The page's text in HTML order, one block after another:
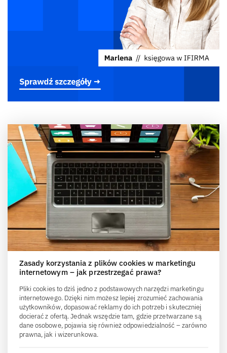
Zasady korzystania z plików cookies w marketingu
internetowym – jak przestrzegać prawa?
Pliki cookies to dziś jedno z podstawowych narzędzi marketingu
internetowego. Dzięki nim możesz lepiej zrozumieć zachowania
użytkowników, dopasować reklamy do ich potrzeb i skuteczniej
docierać z ofertą. Jednak wszędzie tam, gdzie przetwarzane są
dane osobowe, pojawia się również odpowiedzialność – zarówno
prawna, jak i wizerunkowa.